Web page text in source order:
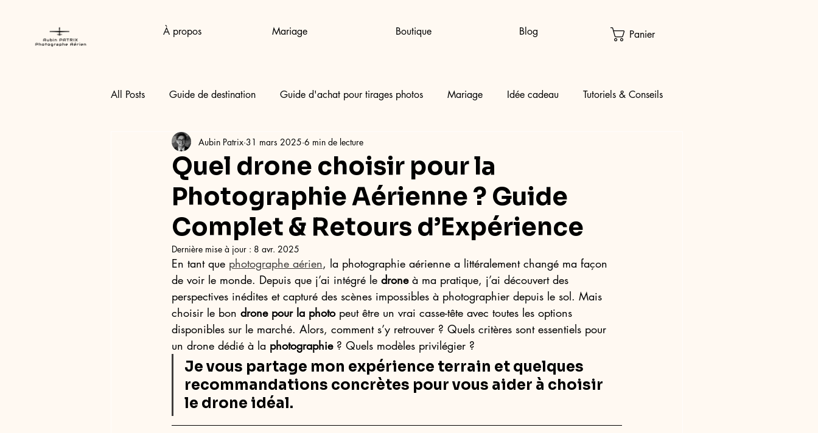
À propos Mariage Boutique Blog Panier
All Posts Guide de destination Guide d'achat pour tirages photos Mariage Idée cadeau Tutoriels & Conseils
Quel drone choisir pour la
Photographie Aérienne ? Guide
Complet & Retours d’Expérience
Aubin Patrix 31 mars 2025 6 min de lecture
Dernière mise à jour : 8 avr. 2025
En tant que photographe aérien, la photographie aérienne a littéralement changé ma façon
de voir le monde. Depuis que j’ai intégré le drone à ma pratique, j’ai découvert des
perspectives inédites et capturé des scènes impossibles à photographier depuis le sol. Mais
choisir le bon drone pour la photo peut être un vrai casse-tête avec toutes les options
disponibles sur le marché. Alors, comment s’y retrouver ? Quels critères sont essentiels pour
un drone dédié à la photographie ? Quels modèles privilégier ?
Je vous partage mon expérience terrain et quelques
recommandations concrètes pour vous aider à choisir
le drone idéal.